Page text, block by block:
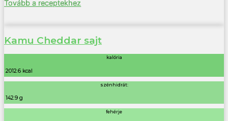
Tovább a receptekhez
Kamu Cheddar sajt
kalória
2012.6 kcal
szénhidrát:
142.9 g
fehérje